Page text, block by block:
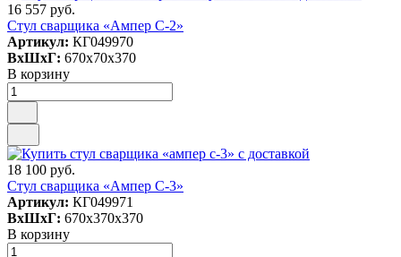
16 557 руб.
Стул сварщика «Ампер С-2»
Артикул: КГ049970
ВxШxГ: 670x70x370
В корзину
18 100 руб.
Стул сварщика «Ампер С-3»
Артикул: КГ049971
ВxШxГ: 670x370x370
В корзину